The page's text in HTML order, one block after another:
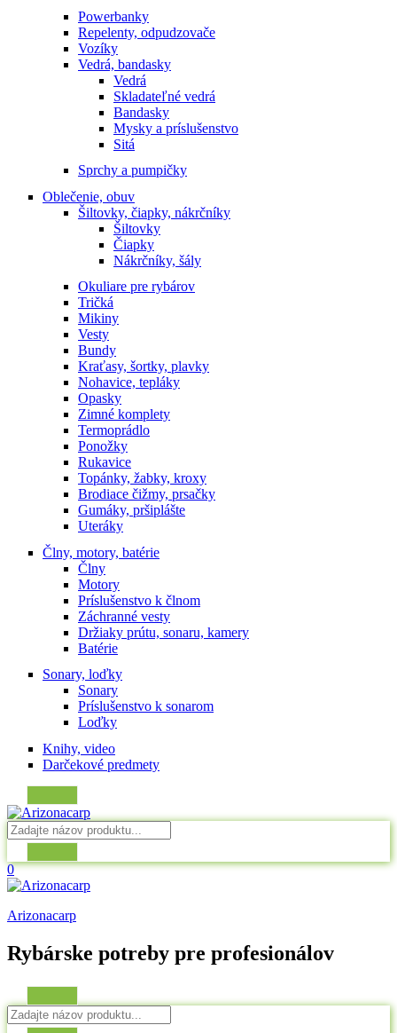
Powerbanky
Repelenty, odpudzovače
Vozíky
Vedrá, bandasky
Vedrá
Skladateľné vedrá
Bandasky
Mysky a príslušenstvo
Sitá
Sprchy a pumpičky
Oblečenie, obuv
Šiltovky, čiapky, nákrčníky
Šiltovky
Čiapky
Nákrčníky, šály
Okuliare pre rybárov
Tričká
Mikiny
Vesty
Bundy
Kraťasy, šortky, plavky
Nohavice, tepláky
Opasky
Zimné komplety
Termoprádlo
Ponožky
Rukavice
Topánky, žabky, kroxy
Brodiace čižmy, prsačky
Gumáky, pršiplášte
Uteráky
Člny, motory, batérie
Člny
Motory
Príslušenstvo k člnom
Záchranné vesty
Držiaky prútu, sonaru, kamery
Batérie
Sonary, loďky
Sonary
Príslušenstvo k sonarom
Loďky
Knihy, video
Darčekové predmety
0
Arizonacarp
Rybárske potreby pre profesionálov